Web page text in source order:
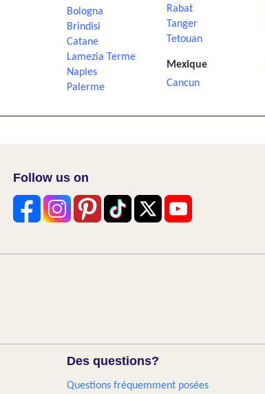
Bologna
Brindisi
Catane
Lamezia Terme
Naples
Palerme
Rabat
Tanger
Tetouan
Mexique
Cancun
Follow us on
Des questions?
Questions fréquemment posées